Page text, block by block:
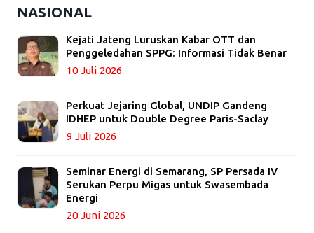
NASIONAL
Kejati Jateng Luruskan Kabar OTT dan
Penggeledahan SPPG: Informasi Tidak Benar
10 Juli 2026
Perkuat Jejaring Global, UNDIP Gandeng
IDHEP untuk Double Degree Paris-Saclay
9 Juli 2026
Seminar Energi di Semarang, SP Persada IV
Serukan Perpu Migas untuk Swasembada
Energi
20 Juni 2026